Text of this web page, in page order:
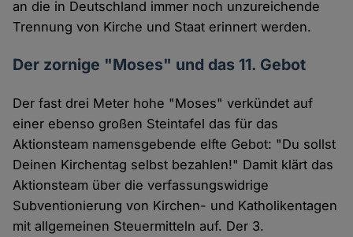
an die in Deutschland immer noch unzureichende
Trennung von Kirche und Staat erinnert werden.
Der zornige "Moses" und das 11. Gebot
Der fast drei Meter hohe "Moses" verkündet auf
einer ebenso großen Steintafel das für das
Aktionsteam namensgebende elfte Gebot: "Du sollst
Deinen Kirchentag selbst bezahlen!" Damit klärt das
Aktionsteam über die verfassungswidrige
Subventionierung von Kirchen- und Katholikentagen
mit allgemeinen Steuermitteln auf. Der 3.